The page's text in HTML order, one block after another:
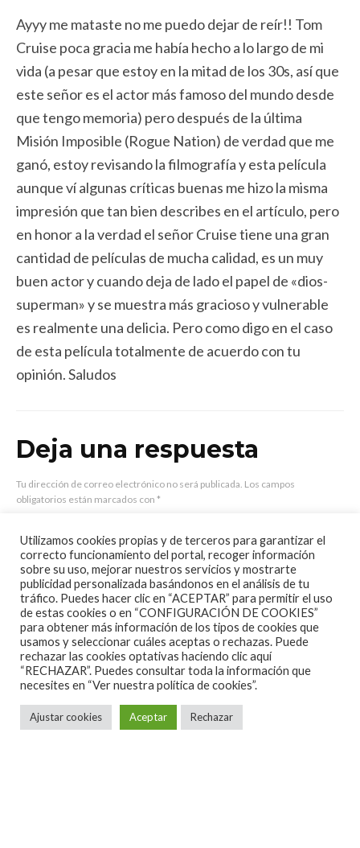
Ayyy me mataste no me puedo dejar de reír!! Tom
Cruise poca gracia me había hecho a lo largo de mi
vida (a pesar que estoy en la mitad de los 30s, así que
este señor es el actor más famoso del mundo desde
que tengo memoria) pero después de la última
Misión Imposible (Rogue Nation) de verdad que me
ganó, estoy revisando la filmografía y esta película
aunque ví algunas críticas buenas me hizo la misma
impresión que tan bien describes en el artículo, pero
en honor a la verdad el señor Cruise tiene una gran
cantidad de películas de mucha calidad, es un muy
buen actor y cuando deja de lado el papel de «dios-
superman» y se muestra más gracioso y vulnerable
es realmente una delicia. Pero como digo en el caso
de esta película totalmente de acuerdo con tu
opinión. Saludos
Deja una respuesta
Tu dirección de correo electrónico no será publicada. Los campos
obligatorios están marcados con *
Comentario
Nombre*
Utilizamos cookies propias y de terceros para garantizar el
correcto funcionamiento del portal, recoger información
sobre su uso, mejorar nuestros servicios y mostrarte
publicidad personalizada basándonos en el análisis de tu
tráfico. Puedes hacer clic en “ACEPTAR” para permitir el uso
de estas cookies o en “CONFIGURACIÓN DE COOKIES”
para obtener más información de los tipos de cookies que
usamos y seleccionar cuáles aceptas o rechazas. Puede
rechazar las cookies optativas haciendo clic aquí
“RECHAZAR”. Puedes consultar toda la información que
necesites en “Ver nuestra política de cookies”.
Ajustar cookies Aceptar Rechazar